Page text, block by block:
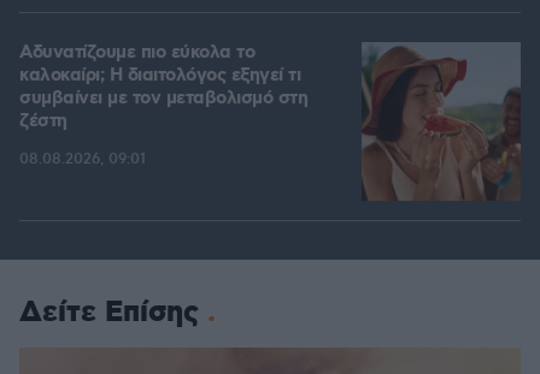
Αδυνατίζουμε πιο εύκολα το
καλοκαίρι; Η διαιτολόγος εξηγεί τι
συμβαίνει με τον μεταβολισμό στη
ζέστη
08.08.2026, 09:01
Δείτε Επίσης